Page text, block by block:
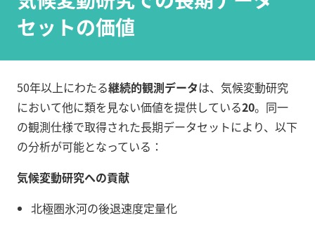
セットの価値
50年以上にわたる継続的観測データは、気候変動研究
において他に類を見ない価値を提供している20。同一
の観測仕様で取得された長期データセットにより、以下
の分析が可能となっている：
気候変動研究への貢献
北極圏氷河の後退速度定量化